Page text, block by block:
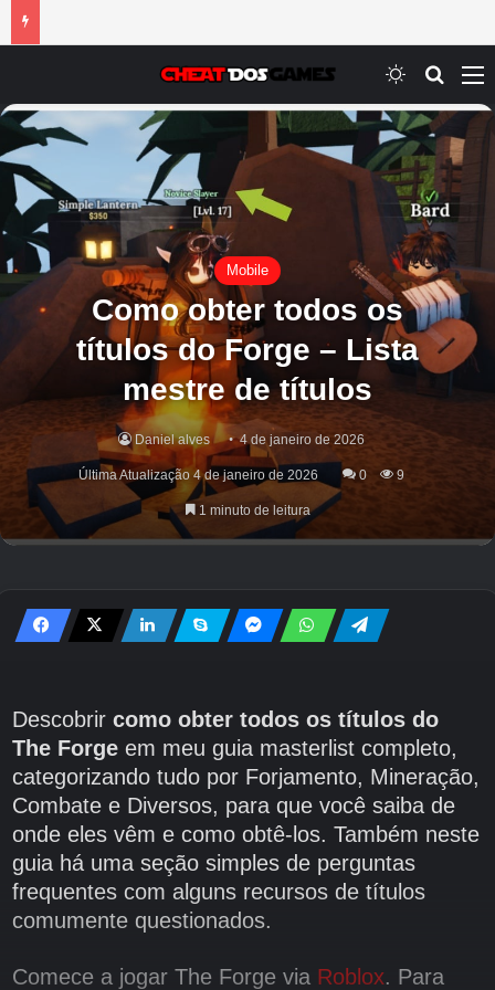
Switch skin
Mobile
Como obter todos os
títulos do Forge – Lista
mestre de títulos
Daniel alves 4 de janeiro de 2026
Última Atualização 4 de janeiro de 2026 0 9
1 minuto de leitura
Descobrir como obter todos os títulos do
The Forgeem meu guia masterlist completo,
categorizando tudo por Forjamento, Mineração,
Combate e Diversos, para que você saiba de
onde eles vêm e como obtê-los. Também neste
guia há uma seção simples de perguntas
frequentes com alguns recursos de títulos
comumente questionados.
Comece a jogar The Forge via Roblox. Para